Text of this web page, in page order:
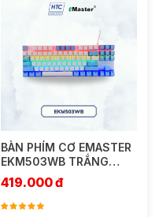
BÀN PHÍM CƠ EMASTER
EKM503WB TRẮNG
XANH
419.000đ